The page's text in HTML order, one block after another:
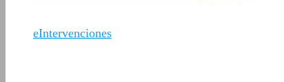
eIntervenciones